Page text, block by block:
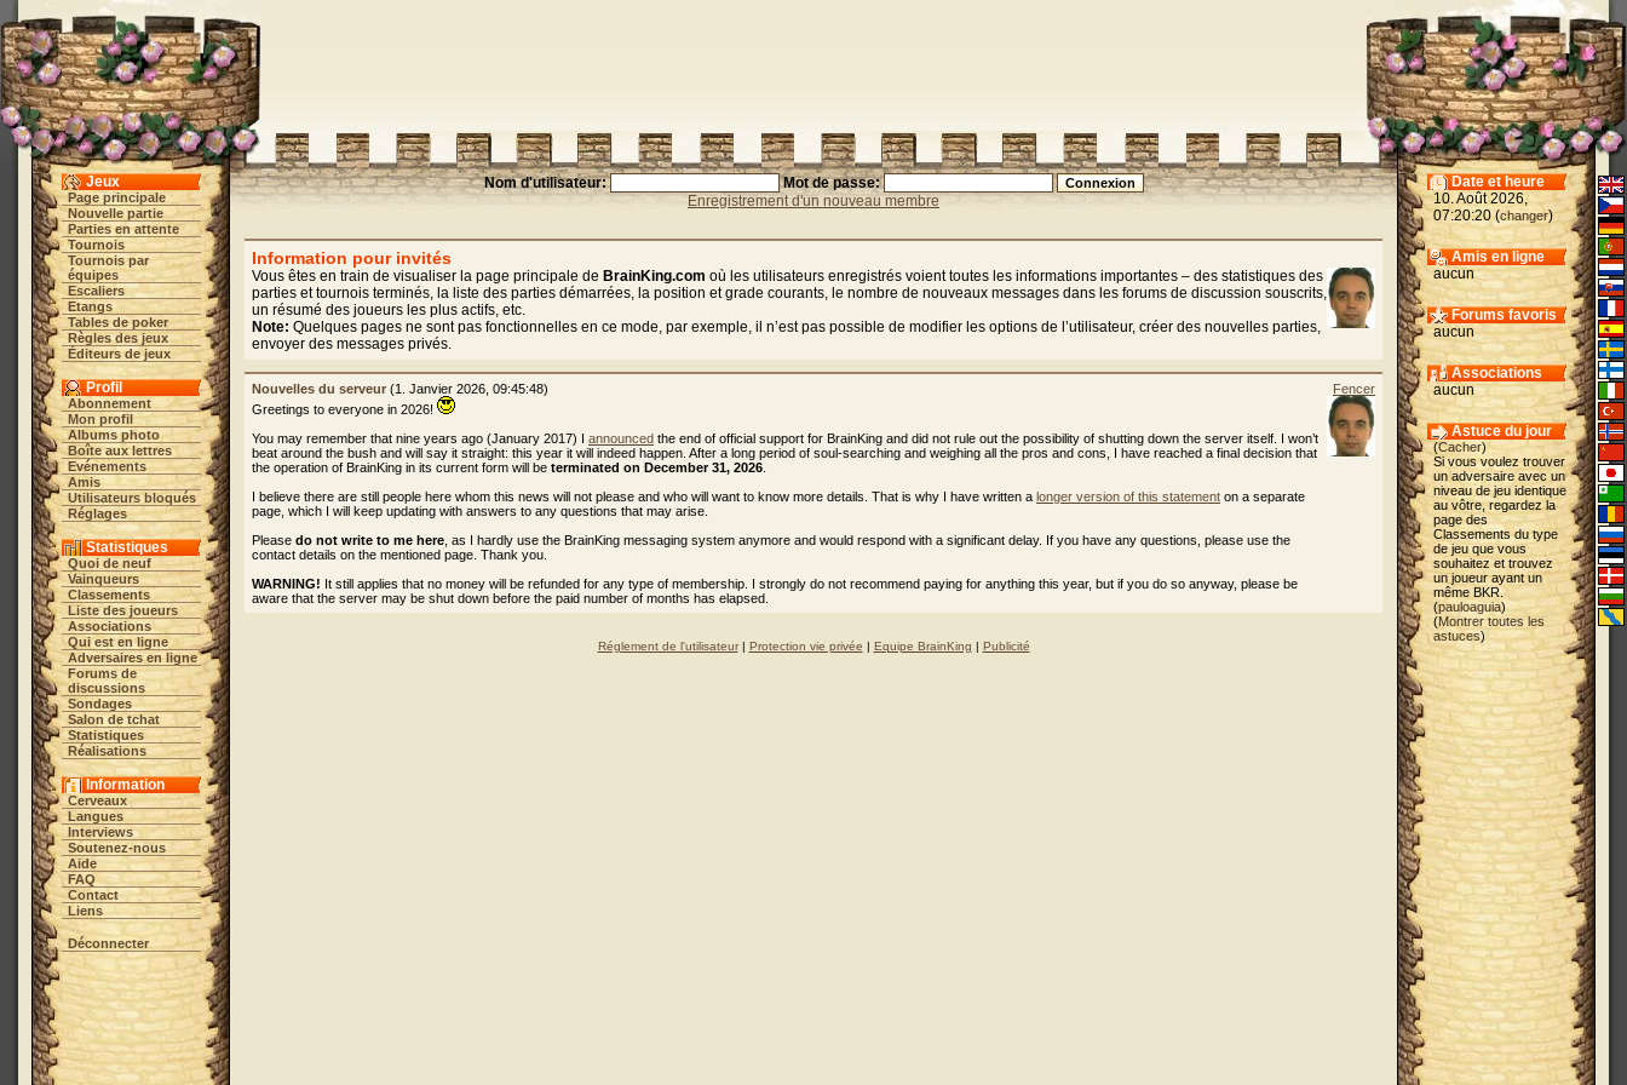
Jeux
Page principale
Nouvelle partie
Parties en attente
Tournois
Tournois par
équipes
Escaliers
Etangs
Tables de poker
Règles des jeux
Éditeurs de jeux
Profil
Abonnement
Mon profil
Albums photo
Boîte aux lettres
Evénements
Amis
Utilisateurs bloqués
Réglages
Statistiques
Quoi de neuf
Vainqueurs
Classements
Liste des joueurs
Associations
Qui est en ligne
Adversaires en ligne
Forums de
discussions
Sondages
Salon de tchat
Statistiques
Réalisations
Information
Cerveaux
Langues
Interviews
Soutenez-nous
Aide
FAQ
Contact
Liens
Déconnecter
Nom d'utilisateur:
Mot de passe:
Enregistrement d'un nouveau membre
Information pour invités
Vous êtes en train de visualiser la page principale de BrainKing.com où les utilisateurs enregistrés voient toutes les informations importantes – des statistiques des
parties et tournois terminés, la liste des parties démarrées, la position et grade courants, le nombre de nouveaux messages dans les forums de discussion souscrits,
un résumé des joueurs les plus actifs, etc.
Note: Quelques pages ne sont pas fonctionnelles en ce mode, par exemple, il n’est pas possible de modifier les options de l’utilisateur, créer des nouvelles parties,
envoyer des messages privés.
Nouvelles du serveur (1. Janvier 2026, 09:45:48)
Fencer
Greetings to everyone in 2026!
You may remember that nine years ago (January 2017) I announced the end of official support for BrainKing and did not rule out the possibility of shutting down the server itself. I won’t
beat around the bush and will say it straight: this year it will indeed happen. After a long period of soul-searching and weighing all the pros and cons, I have reached a final decision that
the operation of BrainKing in its current form will be terminated on December 31, 2026
I believe there are still people here whom this news will not please and who will want to know more details. That is why I have written a longer version of this statement on a separate
page, which I will keep updating with answers to any questions that may arise.
Please do not write to me here , as I hardly use the BrainKing messaging system anymore and would respond with a significant delay. If you have any questions, please use the
contact details on the mentioned page. Thank you.
WARNING! It still applies that no money will be refunded for any type of membership. I strongly do not recommend paying for anything this year, but if you do so anyway, please be
aware that the server may be shut down before the paid number of months has elapsed.
Réglement de l'utilisateur| Protection vie privée | Equipe BrainKing | Publicité
Date et heure
10. Août 2026,
07:20:20 (changer)
Amis en ligne
aucun
Forums favoris
aucun
Associations
aucun
Astuce du jour
(Cacher)
Si vous voulez trouver
un adversaire avec un
niveau de jeu identique
au vôtre, regardez la
page des
Classements du type
de jeu que vous
souhaitez et trouvez
un joueur ayant un
même BKR.
(pauloaguia)
(Montrer toutes les
astuces)